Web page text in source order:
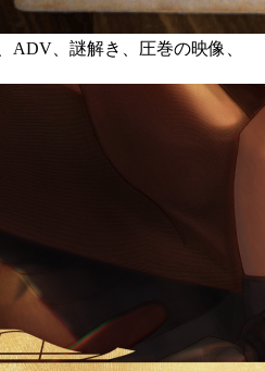
ADV、謎解き、圧巻の映像、